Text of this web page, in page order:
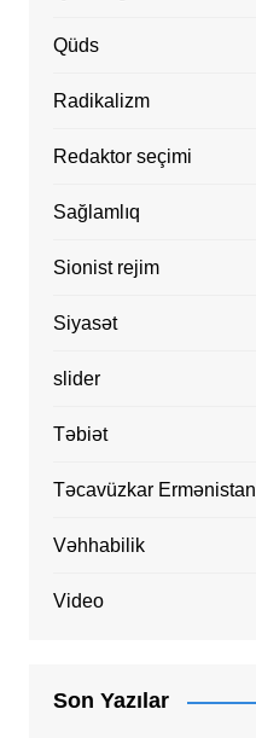
Qüds
Radikalizm
Redaktor seçimi
Sağlamlıq
Sionist rejim
Siyasət
slider
Təbiət
Təcavüzkar Ermənistan
Vəhhabilik
Video
Son Yazılar